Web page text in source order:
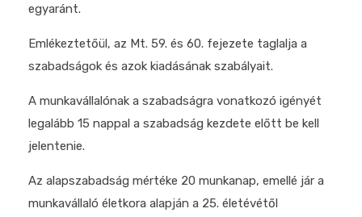
egyaránt.
Emlékeztetőül, az Mt. 59. és 60. fejezete taglalja a
szabadságok és azok kiadásának szabályait.
A munkavállalónak a szabadságra vonatkozó igényét
legalább 15 nappal a szabadság kezdete előtt be kell
jelentenie.
Az alapszabadság mértéke 20 munkanap, emellé jár a
munkavállaló életkora alapján a 25. életévétől